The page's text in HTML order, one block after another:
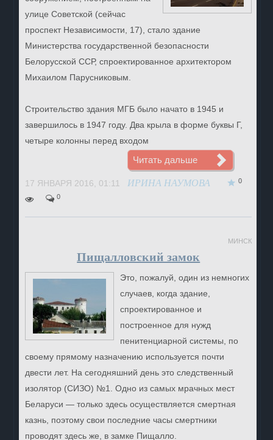
улице Советской (сейчас
проспект Независимости, 17), стало здание
Министерства государственной безопасности
Белорусской ССР, спроектированное архитектором
Михаилом Парусниковым.
Строительство здания МГБ было начато в 1945 и
завершилось в 1947 году. Два крыла в форме буквы Г,
четыре колонны перед входом
Читать дальше
17 ЯНВАРЯ 2016, 01:11 ИРИНА НАУМОВА 0
0
МИНСК
Пищалловский замок
Это, пожалуй, один из немногих
случаев, когда здание,
спроектированное и
построенное для нужд
пенитенциарной системы, по
своему прямому назначению используется почти
двести лет. На сегодняшний день это следственный
изолятор (СИЗО) №1. Одно из самых мрачных мест
Беларуси — только здесь осуществляется смертная
казнь, поэтому свои последние часы смертники
проводят здесь же, в замке Пищалло.